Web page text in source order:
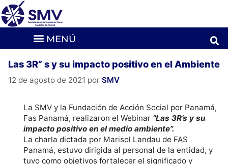
Las 3R” s y su impacto positivo en el Ambiente
12 de agosto de 2021 por SMV
La SMV y la Fundación de Acción Social por Panamá,
Fas Panamá, realizaron el Webinar “Las 3R’s y su
impacto positivo en el medio ambiente”.
La charla dictada por Marisol Landau de FAS
Panamá, estuvo dirigida al personal de la entidad, y
tuvo como objetivos fortalecer el significado y